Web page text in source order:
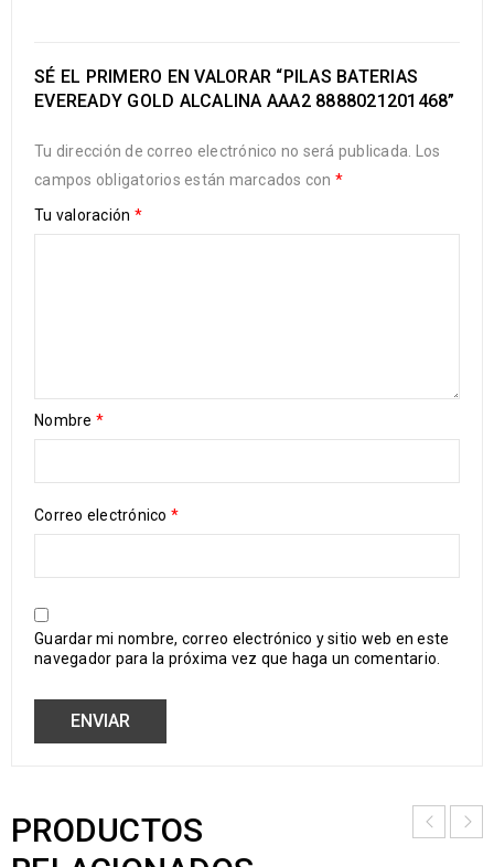
SÉ EL PRIMERO EN VALORAR “PILAS BATERIAS
EVEREADY GOLD ALCALINA AAA2 8888021201468”
Tu dirección de correo electrónico no será publicada.
Los
campos obligatorios están marcados con *
Tu valoración *
Nombre *
Correo electrónico *
Guardar mi nombre, correo electrónico y sitio web en este
navegador para la próxima vez que haga un comentario.
PRODUCTOS